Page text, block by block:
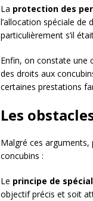
La protection des
l’allocation spéciale de
particulièrement s’il
Enfin, on constate une
des droits aux
certaines prestations
Les
Malgré ces arguments,
concubins :
Le principe de
objectif précis et soit